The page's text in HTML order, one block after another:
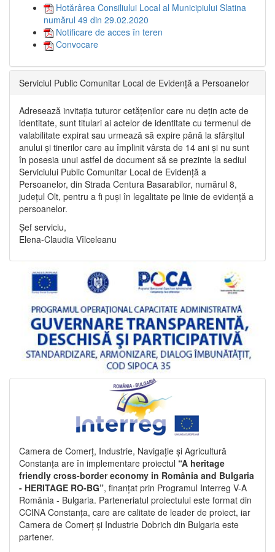
Hotărârea Consiliului Local al Municipiului Slatina
numărul 49 din 29.02.2020
Notificare de acces în teren
Convocare
Serviciul Public Comunitar Local de Evidență a Persoanelor
Adresează invitația tuturor cetățenilor care nu dețin acte de
identitate, sunt titulari ai actelor de identitate cu termenul de
valabilitate expirat sau urmează să expire până la sfârșitul
anului și tinerilor care au împlinit vârsta de 14 ani și nu sunt
în posesia unui astfel de document să se prezinte la sediul
Serviciului Public Comunitar Local de Evidență a
Persoanelor, din Strada Centura Basarabilor, numărul 8,
județul Olt, pentru a fi puși în legalitate pe linie de evidență a
persoanelor.
Șef serviciu,
Elena-Claudia Vîlceleanu
Camera de Comerț, Industrie, Navigație și Agricultură
Constanța are în implementare proiectul “A heritage
friendly cross-border economy in România and Bulgaria
- HERITAGE RO-BG”, finanțat prin Programul Interreg V-A
România - Bulgaria. Parteneriatul proiectului este format din
CCINA Constanța, care are calitate de leader de proiect, iar
Camera de Comerț și Industrie Dobrich din Bulgaria este
partener.